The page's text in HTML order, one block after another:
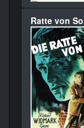
Ratte von